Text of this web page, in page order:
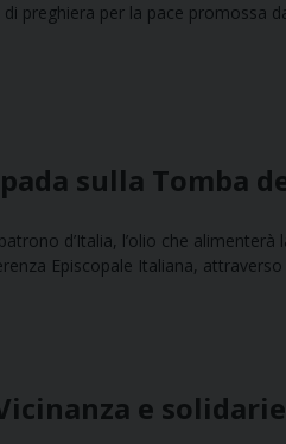
preghiera per la pace promossa
sulla Tomba
d’Italia, l’olio che
Episcopale Italiana, attraverso
e